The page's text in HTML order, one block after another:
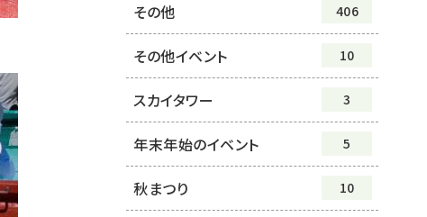
その他 406
その他イベント 10
スカイタワー 3
年末年始のイベント 5
秋まつり 10